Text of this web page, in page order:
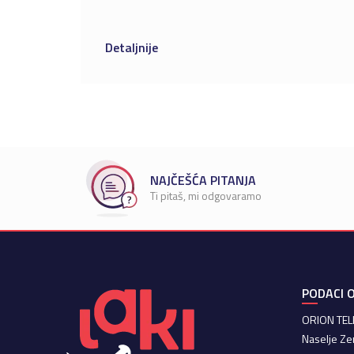
Detaljnije
NAJČEŠĆA PITANJA
Ti pitaš, mi odgovaramo
PODACI
ORION
Naselje